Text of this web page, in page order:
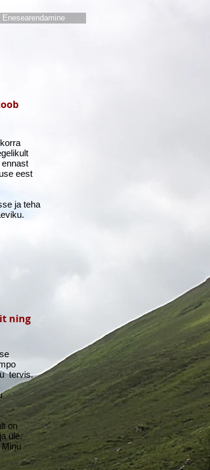
Enesearendamine
eest
ja teha
ning
tervis.
on
üle.
Minu